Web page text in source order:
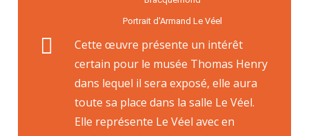
Portrait d'Armand Le Véel
Cette œuvre présente un intérêt
certain pour le musée Thomas Henry
dans lequel il sera exposé, elle aura
toute sa place dans la salle Le Véel.
Elle représente Le Véel avec en